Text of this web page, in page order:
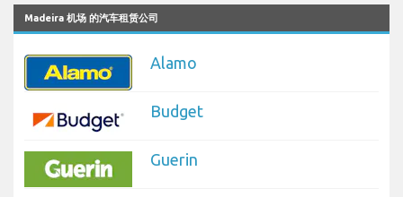
Madeira 机场 的汽车租赁公司
Alamo
Budget
Guerin